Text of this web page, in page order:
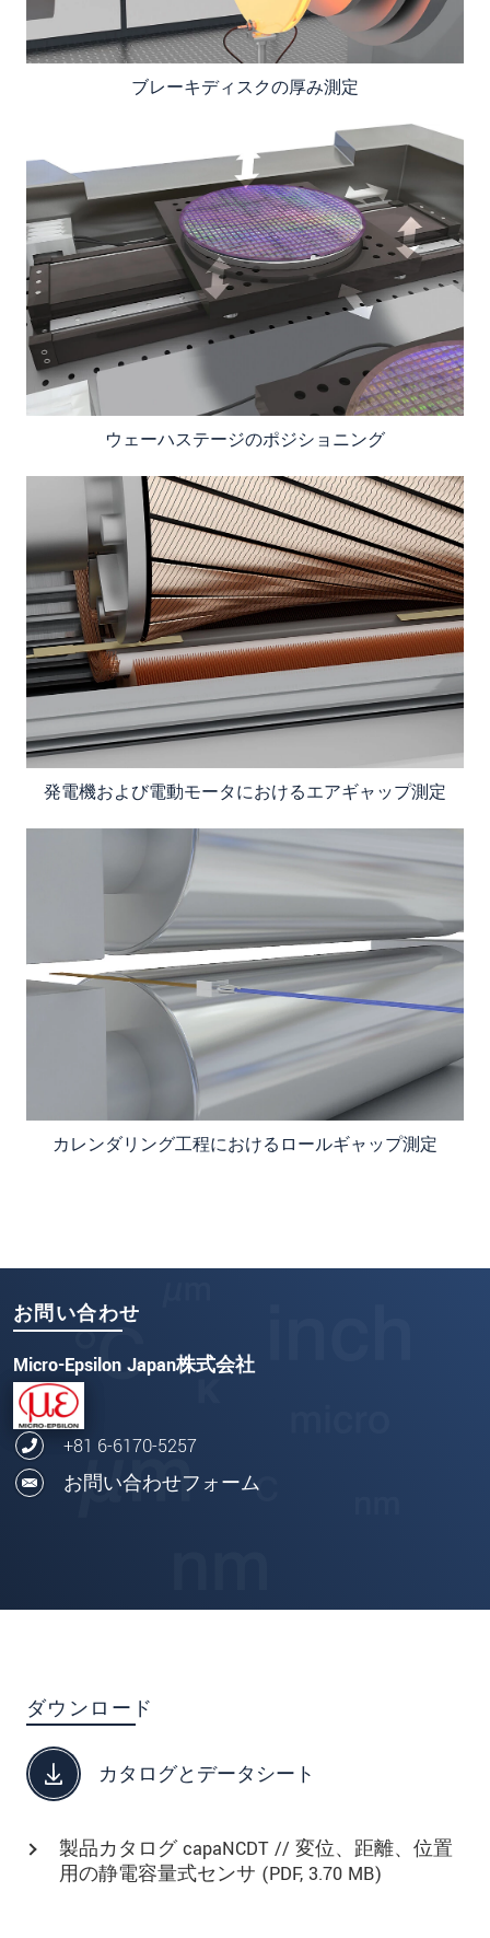
ブレーキディスクの厚み測定
ウェーハステージのポジショニング
発電機および電動モータにおけるエアギャップ測定
カレンダリング工程におけるロールギャップ測定
お問い合わせ
Micro-Epsilon Japan株式会社
+81 6-6170-5257
お問い合わせフォーム
ダウンロード
カタログとデータシート
製品カタログ capaNCDT // 変位、距離、位置
用の静電容量式センサ (PDF, 3.70 MB)